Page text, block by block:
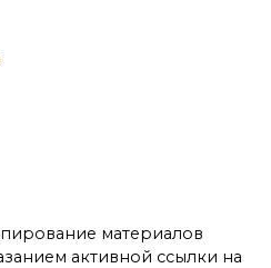
материалов
активной ссылки на